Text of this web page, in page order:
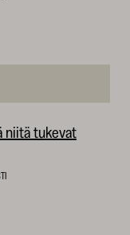
niitä tukevat